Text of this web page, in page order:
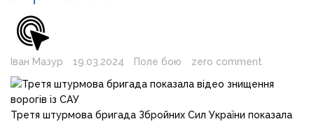
Іван Мазур 19.03.2024 Поле бою zero comment
Третя штурмова бригада Збройних Сил України показала